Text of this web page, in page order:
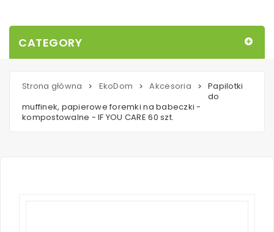
CATEGORY
Strona główna > EkoDom > Akcesoria > Papilotki
do
muffinek, papierowe foremki na babeczki -
kompostowalne - IF YOU CARE 60 szt.